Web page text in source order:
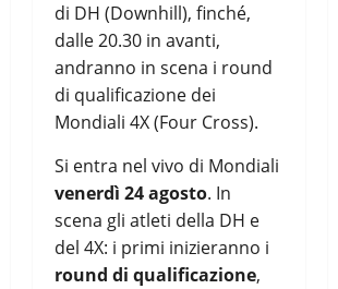
di DH (Downhill), finché,
dalle 20.30 in avanti,
andranno in scena i round
di qualificazione dei
Mondiali 4X (Four Cross).
Si entra nel vivo di Mondiali
venerdì 24 agosto. In
scena gli atleti della DH e
del 4X: i primi inizieranno i
round di qualificazione,